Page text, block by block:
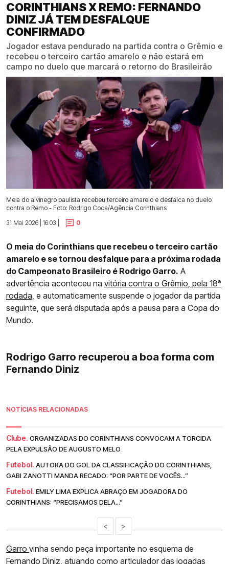
CORINTHIANS X REMO: FERNANDO
DINIZ JÁ TEM DESFALQUE
CONFIRMADO
Jogador estava pendurado na partida contra o Grêmio e
recebeu o terceiro cartão amarelo e não estará em
campo no duelo que marcará o retorno do Brasileirão
Meia do alvinegro paulista recebeu terceiro amarelo e desfalca no duelo
contra o Remo - Foto: Rodrigo Coca/Agência Corinthians
31 Mai 2026 | 16:03 |
0
O meia do Corinthians que recebeu o terceiro cartão
amarelo e se tornou desfalque para a próxima rodada
do Campeonato Brasileiro é Rodrigo Garro. A
advertência aconteceu na vitória contra o Grêmio, pela 18ª
rodada, e automaticamente suspende o jogador da partida
seguinte, que será disputada após a pausa para a Copa do
Mundo.
Rodrigo Garro recuperou a boa forma com
Fernando Diniz
NOTÍCIAS RELACIONADAS
Clube. ORGANIZADAS DO CORINTHIANS CONVOCAM A TORCIDA
PELA EXPULSÃO DE AUGUSTO MELO
Futebol. AUTORA DO GOL DA CLASSIFICAÇÃO DO CORINTHIANS,
GABI ZANOTTI MANDA RECADO: “POR PARTE DE VOCÊS...”
Futebol. EMILY LIMA EXPLICA ABRAÇO EM JOGADORA DO
CORINTHIANS: “PRECISAMOS DELA...”
< >
Garro vinha sendo peça importante no esquema de
Fernando Diniz, atuando como articulador das jogadas